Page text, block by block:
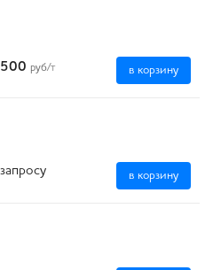
руб/т в корзину
в корзину